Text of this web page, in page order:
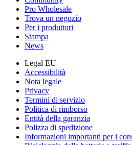
Pro Wholesale
Trova un negozio
Per i produttori
Stampa
News
Legal EU
Accessibilità
Nota legale
Privacy
Termini di servizio
Politica di rimborso
Entità della garanzia
Polizza di spedizione
Informazioni importanti per i